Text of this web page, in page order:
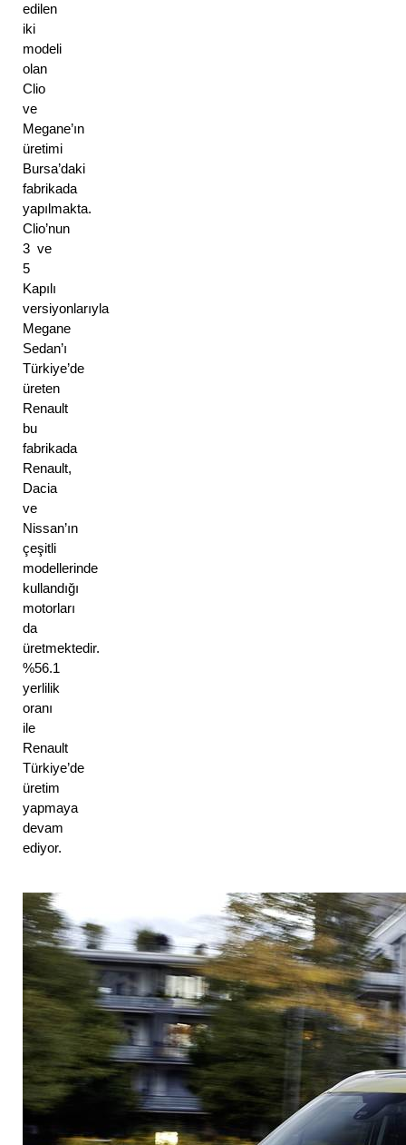
edilen
iki
modeli
olan
Clio
ve
Megane’ın
üretimi
Bursa’daki
fabrikada
yapılmakta.
Clio’nun
3 ve
5
Kapılı
versiyonlarıyla
Megane
Sedan’ı
Türkiye’de
üreten
Renault
bu
fabrikada
Renault,
Dacia
ve
Nissan’ın
çeşitli
modellerinde
kullandığı
motorları
da
üretmektedir.
%56.1
yerlilik
oranı
ile
Renault
Türkiye’de
üretim
yapmaya
devam
ediyor.